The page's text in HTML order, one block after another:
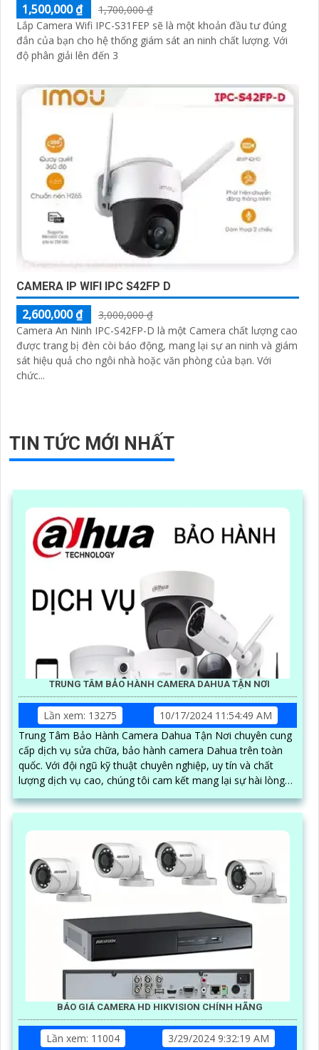
1,500,000 ₫
1,700,000 ₫
Lắp Camera Wifi IPC-S31FEP sẽ là một khoản đầu tư đúng
đắn của bạn cho hệ thống giám sát an ninh chất lượng. Với
độ phân giải lên đến 3
CAMERA IP WIFI IPC S42FP D
2,600,000 ₫
3,000,000 ₫
Camera An Ninh IPC-S42FP-D là một Camera chất lượng cao
được trang bị đèn còi báo động, mang lại sự an ninh và giám
sát hiệu quả cho ngôi nhà hoặc văn phòng của bạn. Với
chức...
TIN TỨC MỚI NHẤT
TRUNG TÂM BẢO HÀNH CAMERA DAHUA TẬN NƠI
Lần xem: 13275
10/17/2024 11:54:49 AM
Trung Tâm Bảo Hành Camera Dahua Tận Nơi chuyên cung
cấp dịch vụ sửa chữa, bảo hành camera Dahua trên toàn
quốc. Với đội ngũ kỹ thuật chuyên nghiệp, uy tín và chất
lượng dịch vụ cao, chúng tôi cam kết mang lại sự hài lòng
cho khách hàng
BÁO GIÁ CAMERA HD HIKVISION CHÍNH HÃNG
Lần xem: 11004
3/29/2024 9:32:19 AM